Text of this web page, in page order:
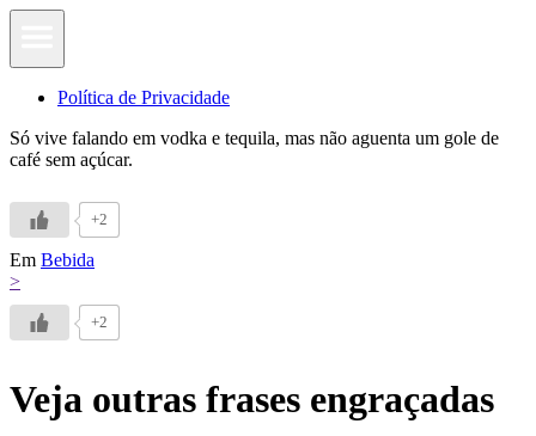
Política de Privacidade
Só vive falando em vodka e tequila, mas não aguenta um gole de
café sem açúcar.
+2
Em Bebida
>
+2
Veja outras frases engraçadas